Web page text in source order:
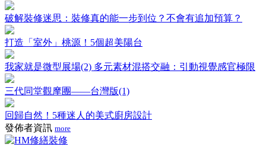
破解裝修迷思：裝修真的能一步到位？不會有追加預算？
打造「室外」桃源！5個超美陽台
我家就是微型展場(2) 多元素材混搭交融：引動視覺感官極限
三代同堂觀摩團——台灣版(1)
回歸自然！5種迷人的美式廚房設計
發佈者資訊 more